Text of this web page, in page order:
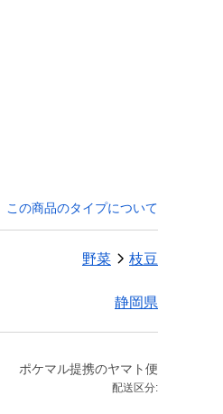
この商品のタイプについて
野菜 枝豆
静岡県
ポケマル提携のヤマト便
配送区分: